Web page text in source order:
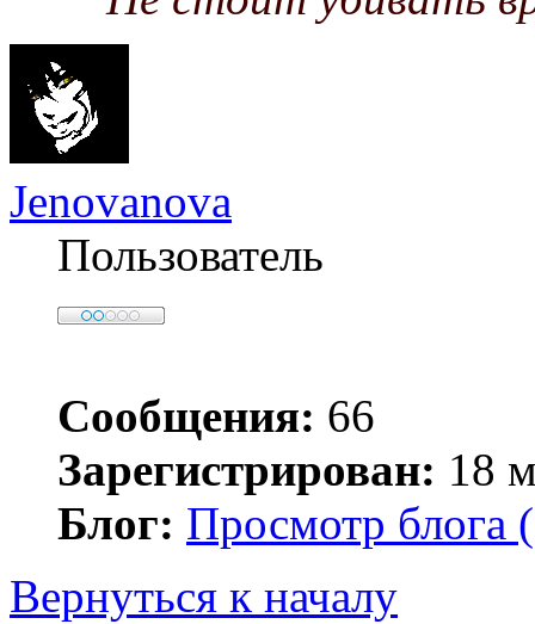
Jenovanova
Пользователь
Сообщения: 66
Зарегистрирован: 18
Блог: Просмотр блога
Вернуться к началу